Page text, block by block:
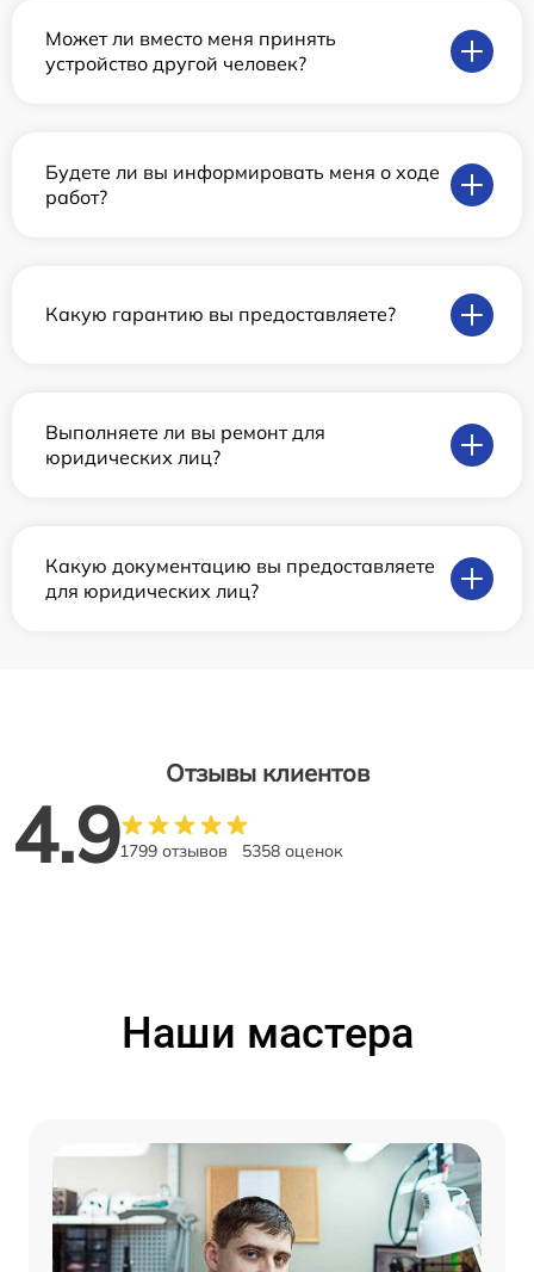
Может ли вместо меня принять
устройство другой человек?
Будете ли вы информировать меня о ходе
работ?
Какую гарантию вы предоставляете?
Выполняете ли вы ремонт для
юридических лиц?
Какую документацию вы предоставляете
для юридических лиц?
Отзывы клиентов
4.91799 отзывов 5358 оценок
Наши мастера